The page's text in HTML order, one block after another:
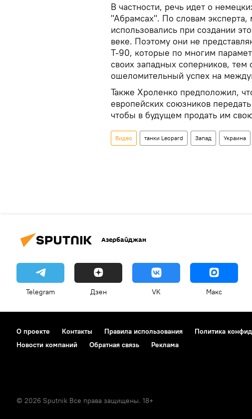
В частности, речь идет о
"Абрамсах". По словам эксперта,
использовались при создании
веке. Поэтому они не
Т-90, которые по многим
своих западных соперников, тем
ошеломительный успех на
Также Хроленко предположил,
европейских союзников
чтобы в будущем продать им
Видео танки Leopard Запад Украина
Азербайджан
Telegram Дзен VK Макс
О проекте Контакты Правила использования Политика
Новости компаний
Обратная связь Реклама
© 2026 Sputnik Все права защищены. 18+